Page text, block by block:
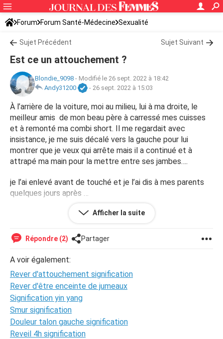
Forum Forum Santé-Médecine Sexualité
Sujet Précédent Sujet Suivant
Est ce un attouchement ?
Blondie_9098 - Modifié le 26 sept. 2022 à 18:42
Andy31200
- 26 sept. 2022 à 15:03
À l’arrière de la voiture, moi au milieu, lui à ma droite, le
meilleur amis de mon beau père à carressé mes cuisses
et à remonté ma combi short. Il me regardait avec
insistance, je me suis décalé vers la gauche pour lui
montrer que je veux qui arrête mais il a continué et à
attrapé ma main pour la mettre entre ses jambes….
je l’ai enlevé avant de touché et je l’ai dis à mes parents
quelques jours après …
j’ai des messages ou il dit l’avoir fais en mettant cela sur
Afficher la suite
Répondre (2) Partager
A voir également:
Rever d'attouchement signification
Rever d'être enceinte de jumeaux
Signification yin yang
Smur signification
Douleur talon gauche signification
Reveil 4h signification